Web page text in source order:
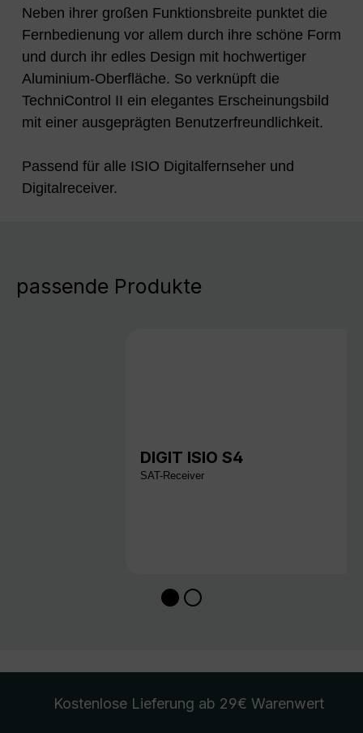
Neben ihrer großen Funktionsbreite punktet die
Fernbedienung vor allem durch ihre schöne Form
und durch ihr edles Design mit hochwertiger
Aluminium-Oberfläche. So verknüpft die
TechniControl II ein elegantes Erscheinungsbild
mit einer ausgeprägten Benutzerfreundlichkeit.
Passend für alle ISIO Digitalfernseher und
Digitalreceiver.
passende Produkte
DIGIT ISIO S4
SAT-Receiver
Kostenlose Lieferung ab 29€ Warenwert